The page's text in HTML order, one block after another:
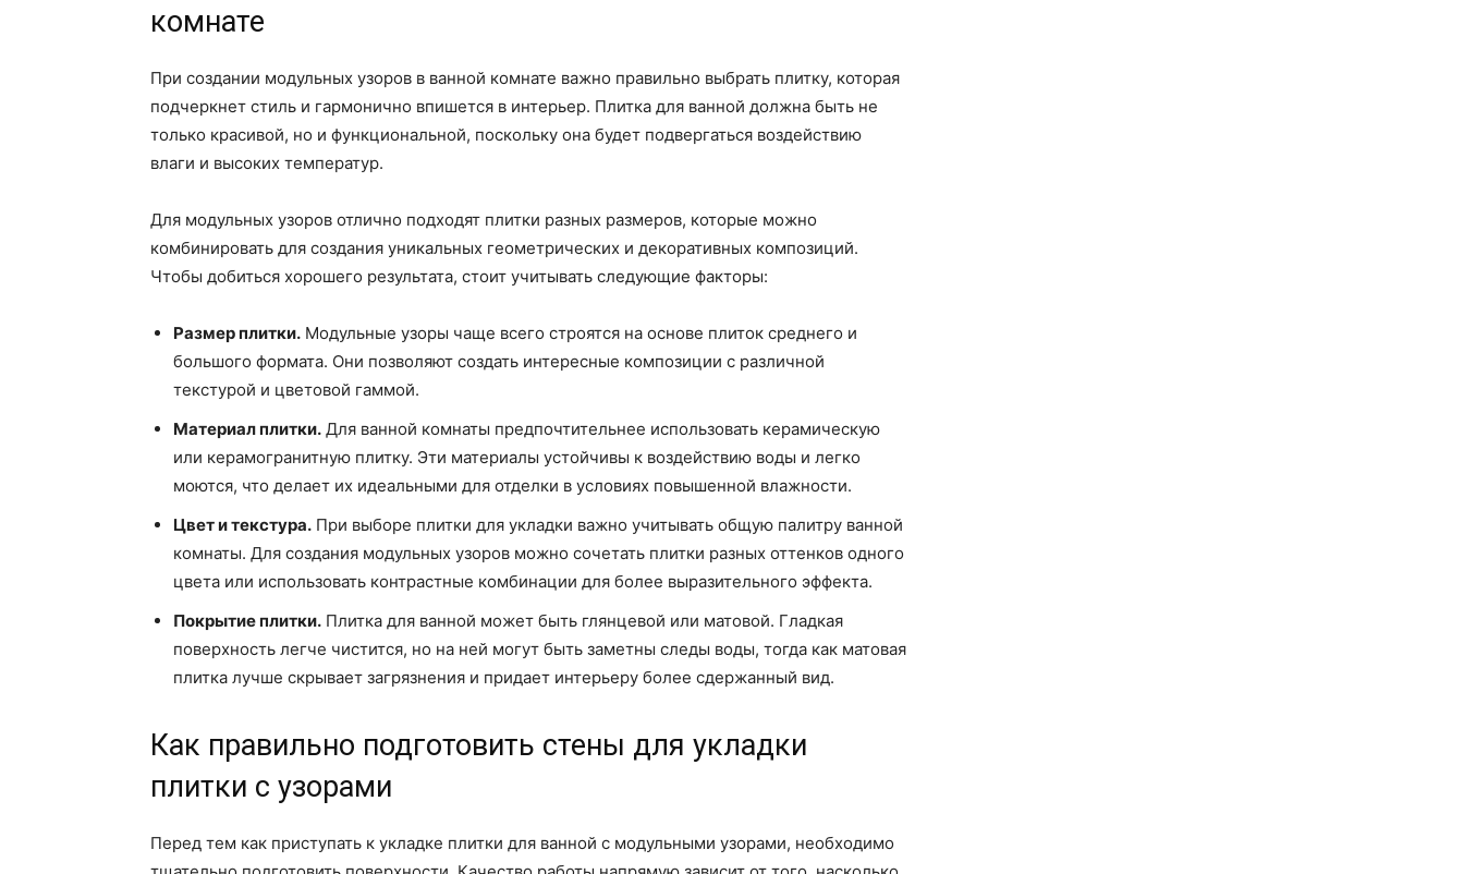
комнате
При создании модульных узоров в ванной комнате важно правильно выбрать плитку, которая
подчеркнет стиль и гармонично впишется в интерьер. Плитка для ванной должна быть не
только красивой, но и функциональной, поскольку она будет подвергаться воздействию
влаги и высоких температур.
Для модульных узоров отлично подходят плитки разных размеров, которые можно
комбинировать для создания уникальных геометрических и декоративных композиций.
Чтобы добиться хорошего результата, стоит учитывать следующие факторы:
Размер плитки. Модульные узоры чаще всего строятся на основе плиток среднего и
большого формата. Они позволяют создать интересные композиции с различной
текстурой и цветовой гаммой.
Материал плитки. Для ванной комнаты предпочтительнее использовать керамическую
или керамогранитную плитку. Эти материалы устойчивы к воздействию воды и легко
моются, что делает их идеальными для отделки в условиях повышенной влажности.
Цвет и текстура. При выборе плитки для укладки важно учитывать общую палитру ванной
комнаты. Для создания модульных узоров можно сочетать плитки разных оттенков одного
цвета или использовать контрастные комбинации для более выразительного эффекта.
Покрытие плитки. Плитка для ванной может быть глянцевой или матовой. Гладкая
поверхность легче чистится, но на ней могут быть заметны следы воды, тогда как матовая
плитка лучше скрывает загрязнения и придает интерьеру более сдержанный вид.
Как правильно подготовить стены для укладки
плитки с узорами
Перед тем как приступать к укладке плитки для ванной с модульными узорами, необходимо